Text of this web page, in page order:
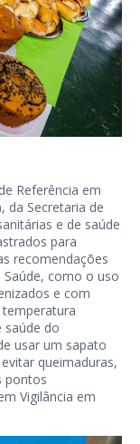
Referência em
da Secretaria de
e de saúde
para
recomendações
como o uso
e com
saúde do
usar um sapato
queimaduras,
pontos
Vigilância em